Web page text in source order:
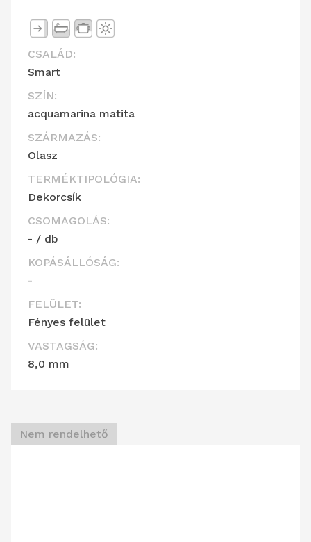
CSALÁD:
Smart
SZÍN:
acquamarina matita
SZÁRMAZÁS:
Olasz
TERMÉKTIPOLÓGIA:
Dekorcsík
CSOMAGOLÁS:
- / db
KOPÁSÁLLÓSÁG:
-
FELÜLET:
Fényes felület
VASTAGSÁG:
8,0 mm
Nem rendelhető